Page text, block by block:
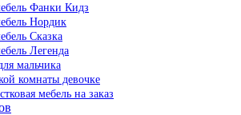
Фанки Кидз
Нордик
Сказка
Легенда
мальчика
комнаты девочке
мебель на заказ